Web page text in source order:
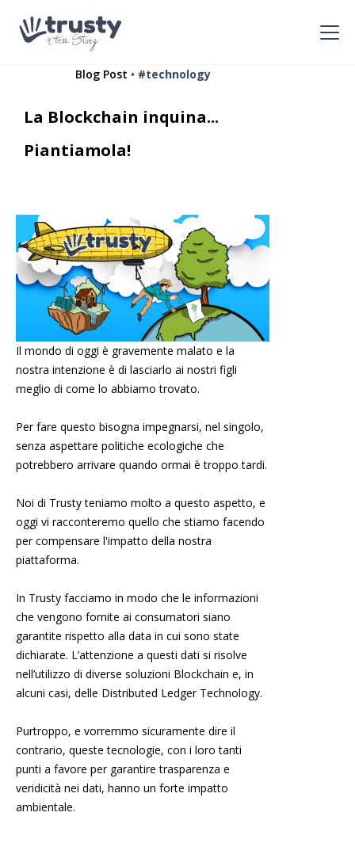
Blog Post • #technology
La Blockchain inquina...
Piantiamola!
Il mondo di oggi è gravemente malato e la
nostra intenzione è di lasciarlo ai nostri figli
meglio di come lo abbiamo trovato.
Per fare questo bisogna impegnarsi, nel singolo,
senza aspettare politiche ecologiche che
potrebbero arrivare quando ormai è troppo tardi.
Noi di Trusty teniamo molto a questo aspetto, e
oggi vi racconteremo quello che stiamo facendo
per compensare l'impatto della nostra
piattaforma.
In Trusty facciamo in modo che le informazioni
che vengono fornite ai consumatori siano
garantite rispetto alla data in cui sono state
dichiarate. L’attenzione a questi dati si risolve
nell’utilizzo di diverse soluzioni Blockchain e, in
alcuni casi, delle Distributed Ledger Technology.
Purtroppo, e vorremmo sicuramente dire il
contrario, queste tecnologie, con i loro tanti
punti a favore per garantire trasparenza e
veridicità nei dati, hanno un forte impatto
ambientale.